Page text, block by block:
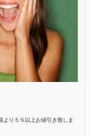
より５％以上お値引き致しま